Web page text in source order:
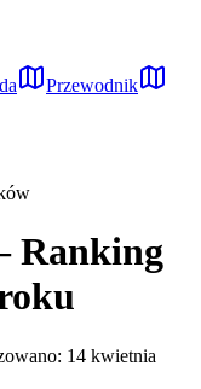
Przewodnik
Ranking
14 kwietnia